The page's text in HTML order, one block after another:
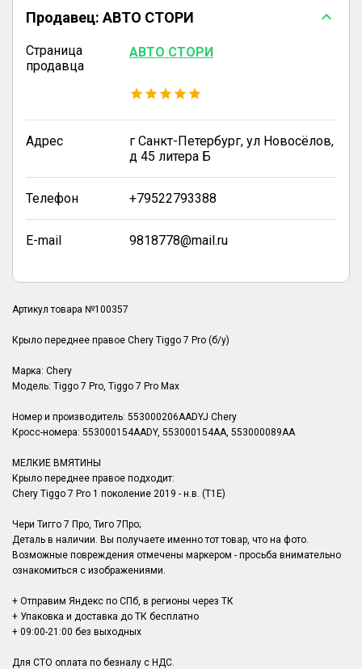
Продавец: АВТО СТОРИ
Страница
продавца
АВТО СТОРИ
Адрес
г Санкт-Петербург, ул Новосёлов,
д 45 литера Б
Телефон +79522793388
E-mail 9818778@mail.ru
Артикул товара №100357
Крыло переднее правое Chery Tiggo 7 Pro (б/у)
Марка: Chery
Модель: Tiggo 7 Pro, Tiggo 7 Pro Max
Номер и производитель: 553000206AADYJ Chery
Кросс-номера: 553000154AADY, 553000154AA, 553000089AA
МЕЛКИЕ ВМЯТИНЫ
Крыло переднее правое подходит:
Chery Tiggo 7 Pro 1 поколение 2019 - н.в. (T1E)
Чери Тигго 7 Про, Тиго 7Про;
Деталь в наличии. Вы получаете именно тот товар, что на фото.
Возможные повреждения отмечены маркером - просьба внимательно
ознакомиться с изображениями.
+ Отправим Яндекс по СПб, в регионы через ТК
+ Упаковка и доставка до ТК бесплатно
+ 09:00-21:00 без выходных
Для СТО оплата по безналу с НДС.